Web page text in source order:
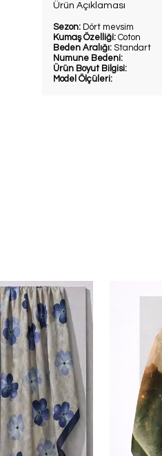
Ürün Açıklaması
Sezon: Dört mevsim
Kumaş Özelliği: Coton
Beden Aralığı: Standart
Numune Bedeni:
Ürün Boyut Bilgisi:
Model Ölçüleri: